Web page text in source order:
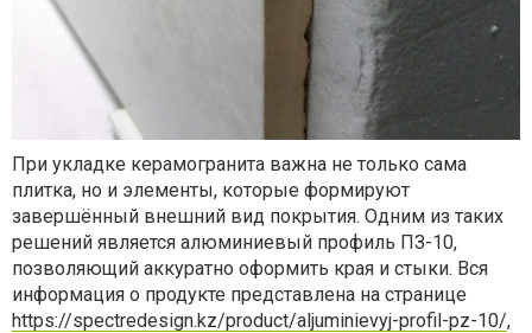
При укладке керамогранита важна не только сама
плитка, но и элементы, которые формируют
завершённый внешний вид покрытия. Одним из таких
решений является алюминиевый профиль ПЗ-10,
позволяющий аккуратно оформить края и стыки. Вся
информация о продукте представлена на странице
https://spectredesign.kz/product/aljuminievyj-profil-pz-10/,